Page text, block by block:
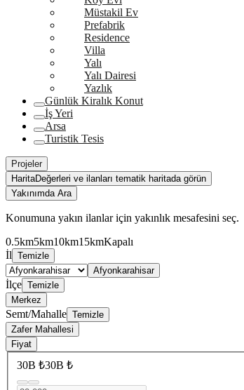
Müstakil Ev
Prefabrik
Residence
Villa
Yalı
Yalı Dairesi
Yazlık
Günlük Kiralık Konut
İş Yeri
Arsa
Turistik Tesis
Projeler
HaritaDeğerleri ve ilanları tematik haritada görün
Yakınımda Ara
Konumuna yakın ilanlar için yakınlık mesafesini seç.
0.5km5km10km15kmKapalı
İl Temizle
Afyonkarahisar
İlçe Temizle
Merkez
Semt/Mahalle Temizle
Zafer Mahallesi
Fiyat
30B ₺30B ₺